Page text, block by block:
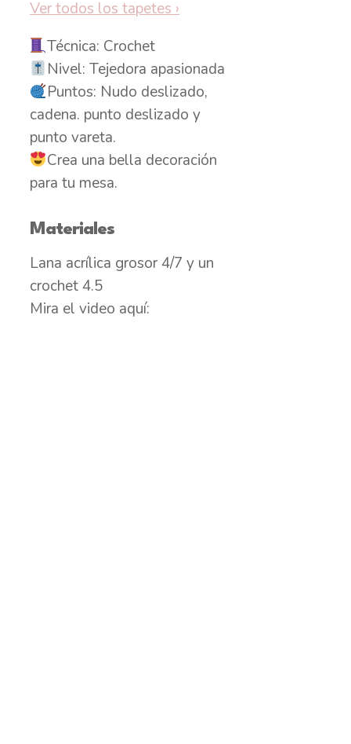
Ver todos los tapetes›
Técnica: Crochet
Nivel: Tejedora apasionada
Puntos: Nudo deslizado,
cadena. punto deslizado y
punto vareta.
Crea una bella decoración
para tu mesa.
Materiales
Lana acrílica grosor 4/7 y un
crochet 4.5
Mira el video aquí: